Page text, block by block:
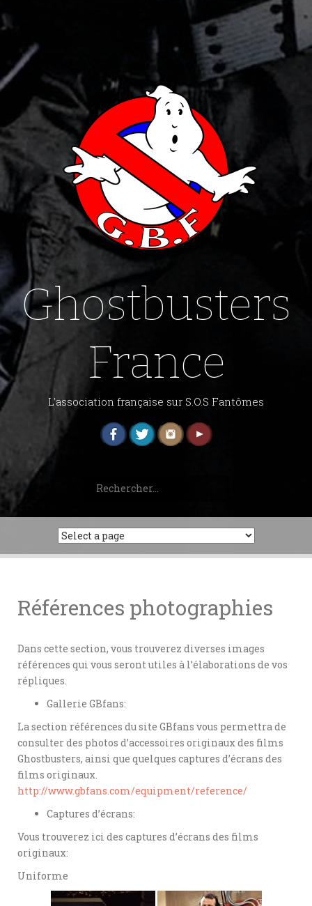
Ghostbusters
France
L'association française sur S.O.S Fantômes
Rechercher :
Références photographies
Dans cette section, vous trouverez diverses images
références qui vous seront utiles à l’élaborations de vos
répliques.
Gallerie GBfans:
La section références du site GBfans vous permettra de
consulter des photos d’accessoires originaux des films
Ghostbusters, ainsi que quelques captures d’écrans des
films originaux.
http://www.gbfans.com/equipment/reference/
Captures d’écrans:
Vous trouverez ici des captures d’écrans des films
originaux:
Uniforme